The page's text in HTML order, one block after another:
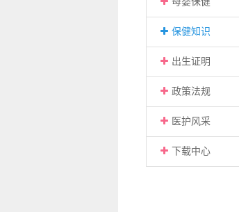
保健知识
出生证明
政策法规
医护风采
下载中心